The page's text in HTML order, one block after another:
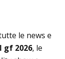
le news e
gf 2026, le